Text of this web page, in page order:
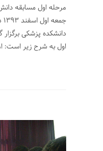
مرحله اول مسابقه
دانشکده پزشکی برگزار
اول به شرح زیر است: